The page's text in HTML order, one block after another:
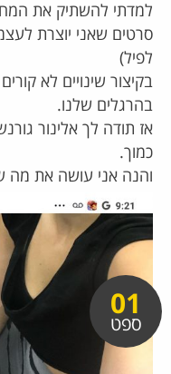
למדתי להשתיק את
סרטים שאני יוצרת
לפיל)
בקיצור שינויים לא
בהרגלים שלנו.
אז תודה לך אלינור
כמוך.
והנה אני עושה את מה
01
ספט